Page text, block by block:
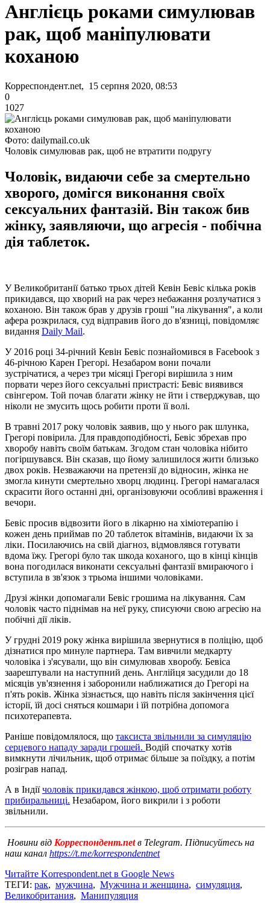
Англієць роками симулював
рак, щоб маніпулювати
коханою
Корреспондент.net, 15 серпня 2020, 08:53
0
1027
Фото: dailymail.co.uk
Чоловік симулював рак, щоб не втратити подругу
Чоловік, видаючи себе за смертельно
хворого, домігся виконання своїх
сексуальних фантазій. Він також бив
жінку, заявляючи, що агресія - побічна
дія таблеток.
У Великобританії батько трьох дітей Кевін Бевіс кілька років
прикидався, що хворий на рак через небажання розлучатися з
коханою. Він також брав у друзів гроші "на лікування", а коли
афера розкрилася, суд відправив його до в'язниці, повідомляє
видання Daily Mail.
У 2016 році 34-річний Кевін Бевіс познайомився в Facebook з
46-річною Карен Грегорі. Незабаром вони почали
зустрічатися, а через три місяці Грегорі вирішила з ним
порвати через його сексуальні пристрасті: Бевіс виявився
свінгером. Той почав благати жінку не йти і стверджував, що
ніколи не змусить щось робити проти її волі.
В травні 2017 року чоловік заявив, що у нього рак шлунка,
Грегорі повірила. Для правдоподібності, Бевіс збрехав про
хворобу навіть своїм батькам. Згодом стан чоловіка нібито
погіршувався. Він сказав, що йому залишилося жити близько
двох років. Незважаючи на претензії до відносин, жінка не
змогла кинути смертельно хворц людинц. Грегорі намагалася
скрасити його останні дні, організовуючи особливі враження і
вечори.
Бевіс просив відвозити його в лікарню на хіміотерапію і
кожен день приймав по 20 таблеток вітамінів, видаючи їх за
ліки. Посилаючись на свій діагноз, відмовлявся готувати
вдома їжу. Грегорі було так шкода коханого, що в кінці кінців
вона погодилася виконати сексуальні фантазії вмираючого і
вступила в зв'язок з трьома іншими чоловіками.
Друзі жінки допомагали Бевіс грошима на лікування. Сам
чоловік часто піднімав на неї руку, списуючи свою агресію на
побічні дії ліків.
У грудні 2019 року жінка вирішила звернутися в поліцію, щоб
дізнатися про минуле партнера. Там вивчили медкарту
чоловіка і з'ясували, що він симулював хворобу. Бевіса
заарештували на наступний день. Англійця засудили до 18
місяців ув'язнення і заборонили наближатися до Грегорі на
п'ять років. Жінка зізнається, що навіть після закінчення цієї
історії, їй досі сняться кошмари і їй потрібна допомога
психотерапевта.
Раніше повідомлялося, що таксиста звільнили за симуляцію
серцевого нападу заради грошей. Водій спочатку хотів
вимкнути лічильник, щоб отримає більше за поїздку, а потім
розіграв напад.
А в Індіїчоловік прикидався жінкою, щоб отримати роботу
прибиральниці. Незабаром, його викрили і з роботи
звільнили.
Новини від Корреспондент.netв Telegram. Підписуйтесь на
наш канал https://t.me/korrespondentnet
Читайте Korrespondent.net в Google News
ТЕГИ: рак, мужчина, Мужчина и женщина, симуляция,
Великобритания, Манипуляция